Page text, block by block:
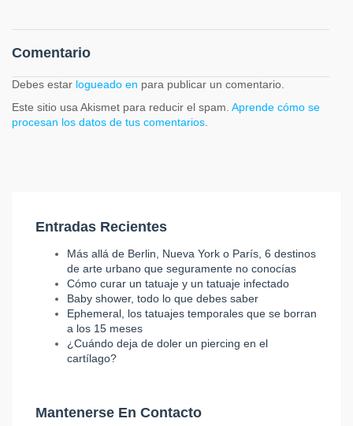
Comentario
Debes estar logueado en para publicar un comentario.
Este sitio usa Akismet para reducir el spam. Aprende cómo se
procesan los datos de tus comentarios
Entradas Recientes
Más allá de Berlin, Nueva York o París, 6 destinos
de arte urbano que seguramente no conocías
Cómo curar un tatuaje y un tatuaje infectado
Baby shower, todo lo que debes saber
Ephemeral, los tatuajes temporales que se borran
a los 15 meses
¿Cuándo deja de doler un piercing en el
cartílago?
Mantenerse En Contacto